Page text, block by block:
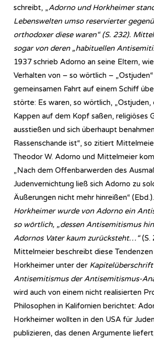
schreibt, „Adorno und Horkheimer
Lebenswelten umso reservierter
orthodoxer diese waren“ (S. 232).
sogar von deren „habituellen
1937 schrieb Adorno an seine Eltern,
Verhalten von – so wörtlich –
gemeinsamen Fahrt auf einem Schiff
störte: Es waren, so wörtlich, „Ostjuden,
Kappen auf dem Kopf saßen, religiöses
ausstießen und sich überhaupt
Rassenschande ist“, so zitiert
Theodor W. Adorno und Mittelmeier
„Nach dem Offenbarwerden des
Judenvernichtung ließ sich Adorno zu
Äußerungen nicht mehr hinreißen“
Horkheimer wurde von Adorno ein
so wörtlich, „dessen Antisemitismus
Adornos Vater kaum zurücksteht…“(S.
Mittelmeier beschreibt diese
Horkheimer unter der Kapitelüberschrift
Antisemitismus der Antisemitismus-
wird auch von einem nicht realisierten
Philosophen in Kalifornien berichtet:
Horkheimer wollten in den USA für
publizieren, das denen Argumente